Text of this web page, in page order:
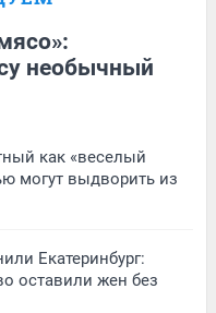
необычный
как «веселый
могут выдворить из
Екатеринбург:
оставили жен без